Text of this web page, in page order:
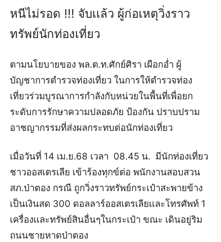
หนีไม่รอด !!! จับเเล้ว ผู้ก่อเหตุวิ่งราว
ทรัพย์นักท่องเที่ยว
ตามนโยบายของ พล.ต.ท.ศักย์ศิรา เผือกอ่ำ ผู้
บัญชาการตำรวจท่องเที่ยว ในการให้ตำรวจท่อง
เที่ยวร่วมบูรณาการกำลังกับหน่วยในพื้นที่เพื่อยก
ระดับการรักษาความปลอดภัย ป้องกัน ปราบปราม
อาชญากรรมที่ส่งผลกระทบต่อนักท่องเที่ยว
เมื่อวันที่ 14 เม.ย.68 เวลา 08.45 น. มีนักท่องเที่ยว
ชาวออสเตรเลีย เข้าร้องทุกข์ต่อ พนักงานสอบสวน
สภ.ป่าตอง กรณี ถูกวิ่งราวทรัพย์กระเป๋าสะพายข้าง
เป็นเงินสด 300 ดอลลาร์ออสเตรเลียเเละโทรศัพท์ 1
เครื่องเเละทรัพย์สินอื่นๆในกระเป๋า ขณะ เดินอยู่ริม
ถนนชายหาดป่าตอง